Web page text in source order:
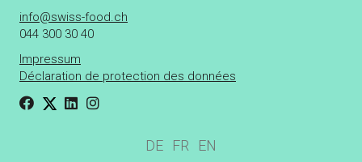
info@swiss-food.ch
044 300 30 40
Impressum
Déclaration de protection des données
DE FR EN